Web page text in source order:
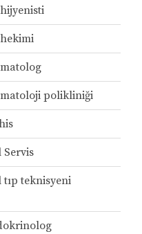
polikliniği
Servis
tıp teknisyeni